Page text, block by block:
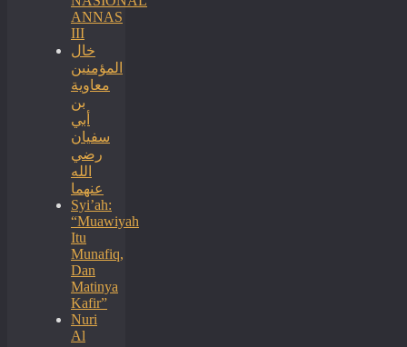
ANNAS
III
خال
المؤمنين
معاوية
بن
أبي
سفيان
رضي
الله
عنهما
Syi’ah:
“Muawiyah
Itu
Munafiq,
Dan
Matinya
Kafir”
Nuri
Al